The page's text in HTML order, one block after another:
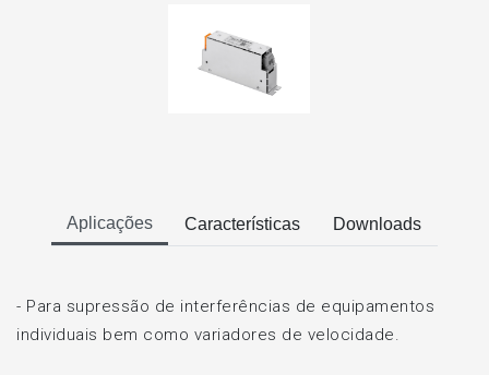
Aplicações Características Downloads
- Para supressão de interferências de equipamentos
individuais bem como variadores de velocidade.